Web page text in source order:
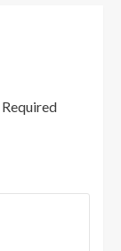
Required